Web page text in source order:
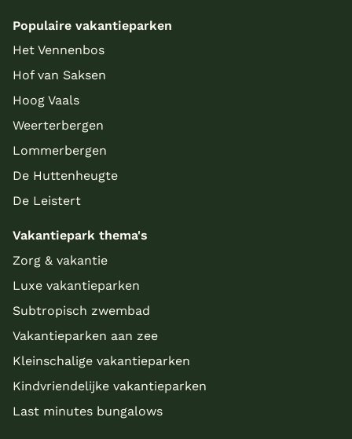
Populaire vakantieparken
Het Vennenbos
Hof van Saksen
Hoog Vaals
Weerterbergen
Lommerbergen
De Huttenheugte
De Leistert
Vakantiepark thema's
Zorg & vakantie
Luxe vakantieparken
Subtropisch zwembad
Vakantieparken aan zee
Kleinschalige vakantieparken
Kindvriendelijke vakantieparken
Last minutes bungalows